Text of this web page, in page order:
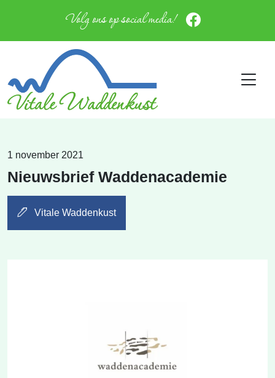
Volg ons op social media!
1 november 2021
Nieuwsbrief Waddenacademie
Vitale Waddenkust